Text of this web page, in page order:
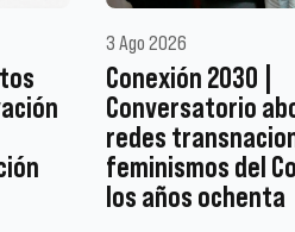
3 Ago 2026
Conexión 2030 |
Conversatorio
redes
feminismos del
los años ochenta